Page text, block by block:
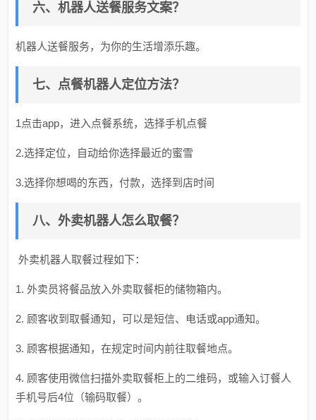
六、机器人送餐服务文案？
机器人送餐服务，为你的生活增添乐趣。
七、点餐机器人定位方法？
1点击app，进入点餐系统，选择手机点餐
2.选择定位，自动给你选择最近的蜜雪
3.选择你想喝的东西，付款，选择到店时间
八、外卖机器人怎么取餐？
外卖机器人取餐过程如下：
1. 外卖员将餐品放入外卖取餐柜的储物箱内。
2. 顾客收到取餐通知，可以是短信、电话或app通知。
3. 顾客根据通知，在规定时间内前往取餐地点。
4. 顾客使用微信扫描外卖取餐柜上的二维码，或输入订餐人
手机号后4位（输码取餐）。